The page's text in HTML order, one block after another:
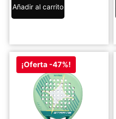
Añadir al carrito
¡Oferta -47%!